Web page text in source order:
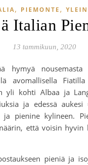
, PIEMONTE ,
Italian
13 tammikuun, 2020
avomallisella
yli kohti Albaa ja
ja edessä aukesi
ja pienine kylineen.
että voisin hyvin
pieniä ja